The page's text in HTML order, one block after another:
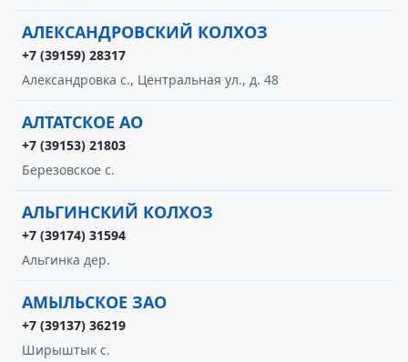
АЛЕКСАНДРОВСКИЙ КОЛХОЗ
+7 (39159) 28317
Александровка с., Центральная ул., д. 48
АЛТАТСКОЕ АО
+7 (39153) 21803
Березовское с.
АЛЬГИНСКИЙ КОЛХОЗ
+7 (39174) 31594
Альгинка дер.
АМЫЛЬСКОЕ ЗАО
+7 (39137) 36219
Ширыштык с.